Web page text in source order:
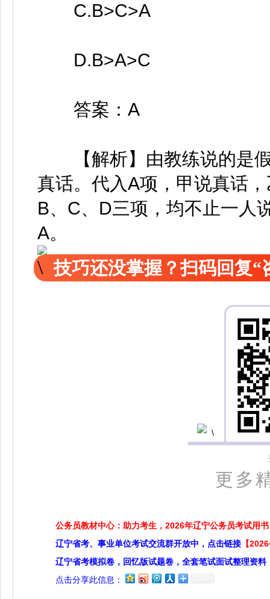
C.B>C>A
D.B>A>C
答案：A
【解析】由教练说的是假
真话。代入A项，甲说真话
B、C、D三项，均不止一人
A。
技巧还没掌握？扫码回复“
更多精
公务员教材中心：助力考生，2026年辽宁公务员考试用书
辽宁省考、事业单位考试交流群开放中，点击链接 【
辽宁省考模拟卷，回忆版试题卷，全套笔试面试整理资料
点击分享此信息：